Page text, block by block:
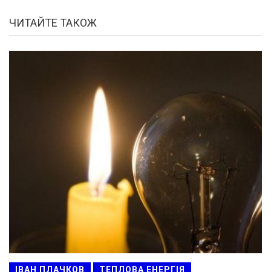
ЧИТАЙТЕ ТАКОЖ
ІВАН ПЛАЧКОВ ТЕПЛОВА ЕНЕРГІЯ